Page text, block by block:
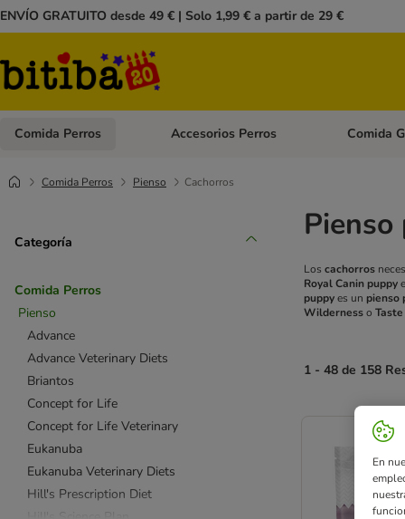
ENVÍO GRATUITO desde 49 € | Solo 1,99 € a partir de 29 €
Comida Perros Menú de categoria abierto: Comida Perros
Accesorios Perros Menú de
Comida
Comida Perros Pienso Cachorros
Categoría
Comida Perros
Pienso
Advance
Advance Veterinary Diets
Briantos
Concept for Life
Concept for Life Veterinary
Eukanuba
Eukanuba Veterinary Diets
Hill's Prescription Diet
Los cachorros
Royal Canin puppy
puppyes un pienso
Wildernesso
1 - 48 de 158
En